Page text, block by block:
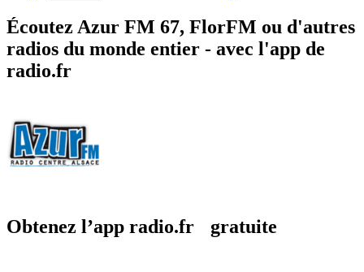
Écoutez Azur FM 67, FlorFM ou d'autres
radios du monde entier - avec l'app de
radio.fr
Obtenez l’app radio.fr gratuite